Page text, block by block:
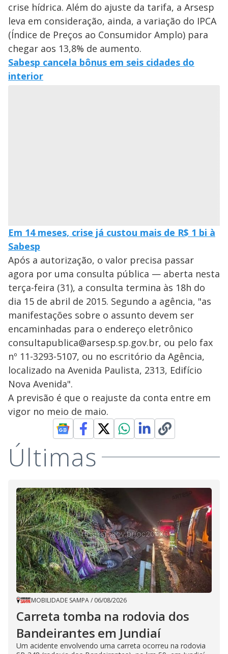
crise hídrica. Além do ajuste da tarifa, a Arsesp
leva em consideração, ainda, a variação do IPCA
(Índice de Preços ao Consumidor Amplo) para
chegar aos 13,8% de aumento.
Sabesp cancela bônus em seis cidades do
interior
Em 14 meses, crise já custou mais de R$ 1 bi à
Sabesp
Após a autorização, o valor precisa passar
agora por uma consulta pública — aberta nesta
terça-feira (31), a consulta termina às 18h do
dia 15 de abril de 2015. Segundo a agência, "as
manifestações sobre o assunto devem ser
encaminhadas para o endereço eletrônico
consultapublica@arsesp.sp.gov.br, ou pelo fax
nº 11-3293-5107, ou no escritório da Agência,
localizado na Avenida Paulista, 2313, Edifício
Nova Avenida".
A previsão é que o reajuste da conta entre em
vigor no meio de maio.
Últimas
MOBILIDADE SAMPA/ 06/08/2026
Carreta tomba na rodovia dos
Bandeirantes em Jundiaí
Um acidente envolvendo uma carreta ocorreu na rodovia